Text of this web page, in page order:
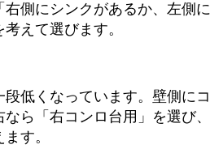
側にシンクがあるか、左側
えて選びます。
段低くなっています。壁側に
ら「右コンロ台用」を選び
す。